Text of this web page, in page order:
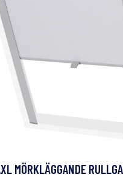
MÖRKLÄGGANDE